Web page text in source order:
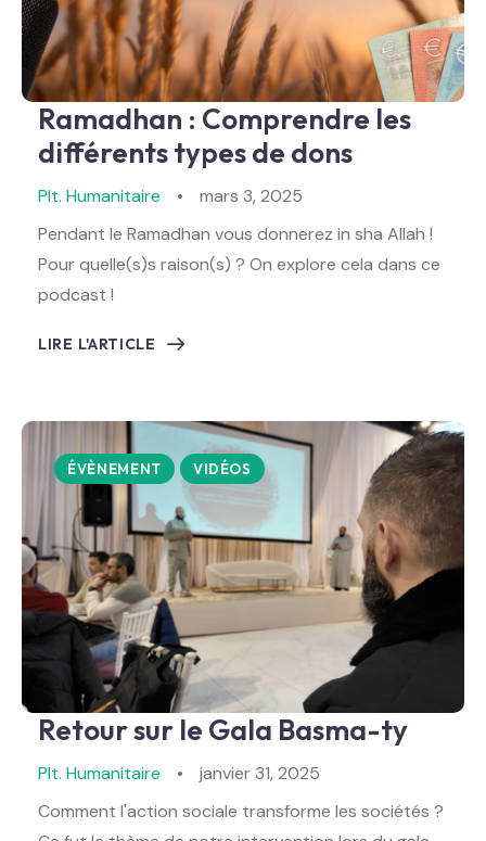
Ramadhan : Comprendre les
différents types de dons
Plt. Humanitaire
mars 3, 2025
Pendant le Ramadhan vous donnerez in sha Allah !
Pour quelle(s)s raison(s) ? On explore cela dans ce
podcast !
LIRE L'ARTICLE
ÉVÈNEMENT VIDÉOS
Retour sur le Gala Basma-ty
Plt. Humanitaire
janvier 31, 2025
Comment l'action sociale transforme les sociétés ?